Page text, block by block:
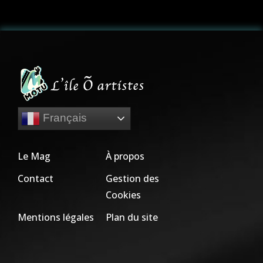
Français
Le Mag
À propos
Contact
Gestion des
Cookies
Mentions légales
Plan du site